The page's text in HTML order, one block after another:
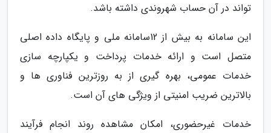
تواند در آن حساب شهروندی داشته باشد.
این سامانه به بیش از 12سامانه ملی و پایگاه داده اصلی
متصل است و ارائه خدمات پرداخت و یکپارچه سازی
خدمات عمومی، بهره گیری از به روزترین فناوری ها و
بالاترین ضریب امنیتی از ویژگی های آن است.
خدمات غیرحضوری، امکان مشاهده روند انجام فرآیند